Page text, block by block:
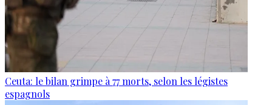
Ceuta: le bilan grimpe à 77 morts, selon les légistes
espagnols